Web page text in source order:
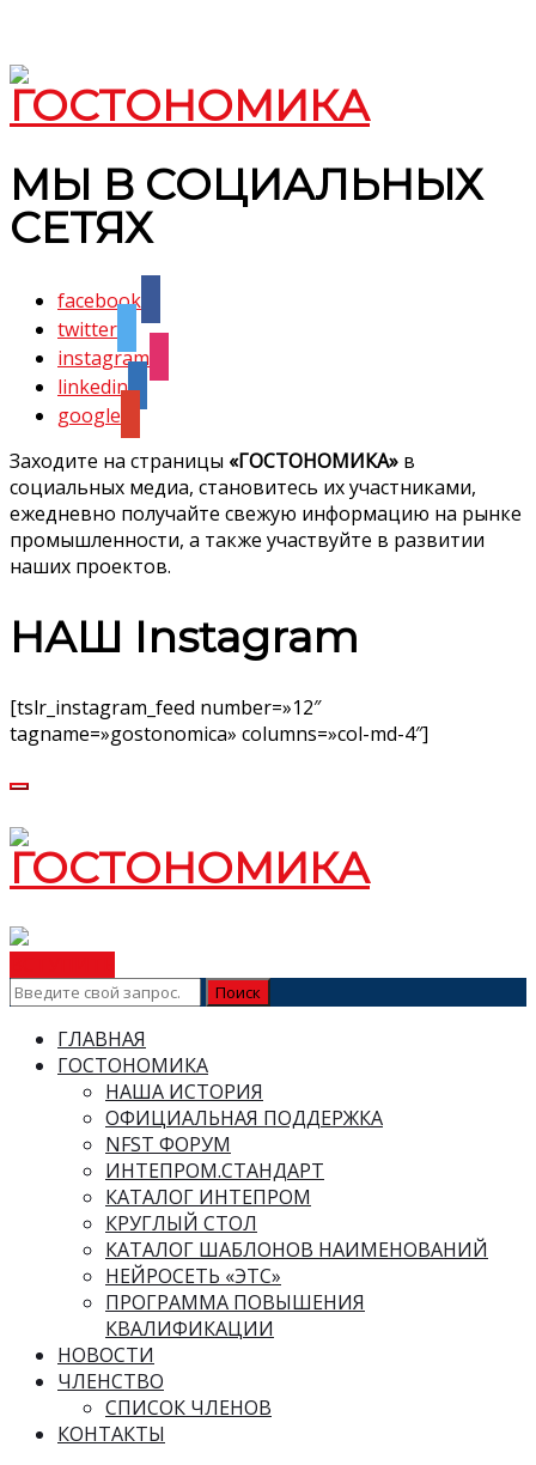
МЫ В СОЦИАЛЬНЫХ
СЕТЯХ
facebook
twitter
instagram
linkedin
google
Заходите на страницы «ГОСТОНОМИКА» в
социальных медиа, становитесь их участниками,
ежедневно получайте свежую информацию на рынке
промышленности, а также участвуйте в развитии
наших проектов.
НАШ Instagram
[tslr_instagram_feed number=»12″
tagname=»gostonomica» columns=»col-md-4″]
ГЛАВНАЯ
ГОСТОНОМИКА
НАША ИСТОРИЯ
ОФИЦИАЛЬНАЯ ПОДДЕРЖКА
NFST ФОРУМ
ИНТЕПРОМ.СТАНДАРТ
КАТАЛОГ ИНТЕПРОМ
КРУГЛЫЙ СТОЛ
КАТАЛОГ ШАБЛОНОВ НАИМЕНОВАНИЙ
НЕЙРОСЕТЬ «ЭТС»
ПРОГРАММА ПОВЫШЕНИЯ
КВАЛИФИКАЦИИ
НОВОСТИ
ЧЛЕНСТВО
СПИСОК ЧЛЕНОВ
КОНТАКТЫ